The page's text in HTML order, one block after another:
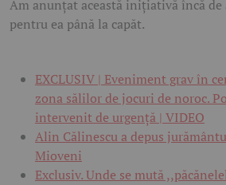
Am anunțat această inițiativă încă
pentru ea până la capăt.
EXCLUSIV | Eveniment grav în
zona sălilor de jocuri de noroc.
intervenit de urgență | VIDEO
Alin Călinescu a depus
Mioveni
Exclusiv. Unde se mută